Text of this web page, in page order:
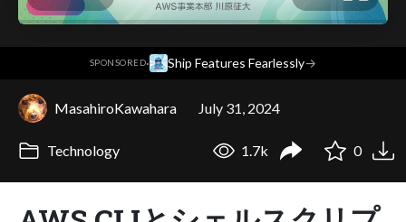
SPONSORED· Ship Features Fearlessly→
MasahiroKawahara July 31, 2024
Technology 1.7k 0